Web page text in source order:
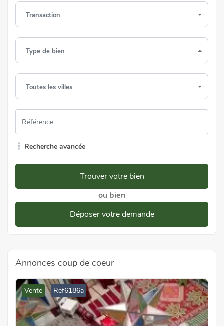
Transaction
Type de bien
Toutes les villes
Recherche avancée
Trouver votre bien
ou bien
Déposer votre demande
Annonces coup de coeur
Vente Ref6186a